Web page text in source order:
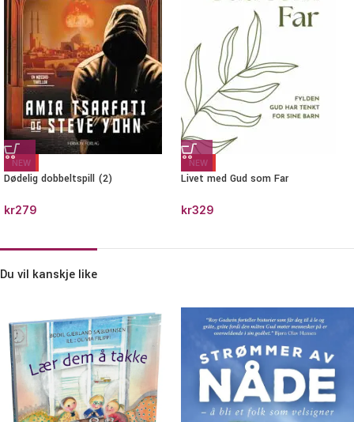
NEW
Dødelig dobbeltspill (2)
kr279
NEW
Livet med Gud som Far
kr329
Du vil kanskje like